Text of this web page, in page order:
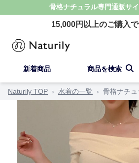
骨格ナチュラル専門通販サイ
15,000円以上のご購入
新着商品 商品を検索
Naturily TOP › 水着の一覧 › 骨格ナチ